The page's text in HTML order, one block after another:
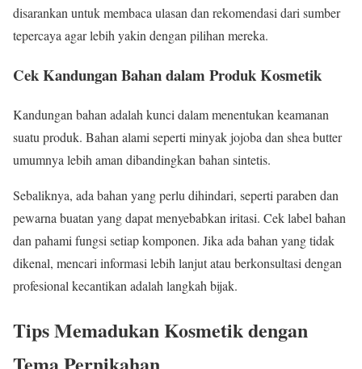
disarankan untuk membaca ulasan dan rekomendasi dari sumber
tepercaya agar lebih yakin dengan pilihan mereka.
Cek Kandungan Bahan dalam Produk Kosmetik
Kandungan bahan adalah kunci dalam menentukan keamanan
suatu produk. Bahan alami seperti minyak jojoba dan shea butter
umumnya lebih aman dibandingkan bahan sintetis.
Sebaliknya, ada bahan yang perlu dihindari, seperti paraben dan
pewarna buatan yang dapat menyebabkan iritasi. Cek label bahan
dan pahami fungsi setiap komponen. Jika ada bahan yang tidak
dikenal, mencari informasi lebih lanjut atau berkonsultasi dengan
profesional kecantikan adalah langkah bijak.
Tips Memadukan Kosmetik dengan